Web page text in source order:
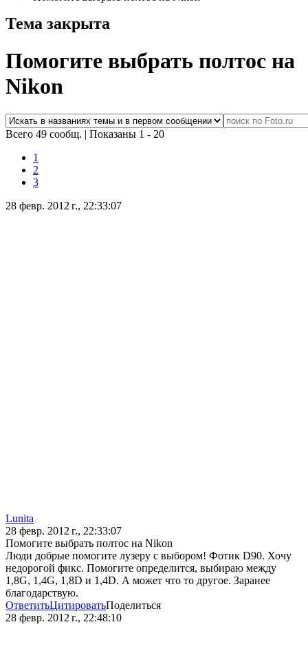
Тема закрыта
Помогите выбрать полтос на
Nikon
Всего 49 сообщ. | Показаны 1 - 20
1
2
3
28 февр. 2012 г., 22:33:07
Lunita
28 февр. 2012 г., 22:33:07
Помогите выбрать полтос на Nikon
Люди добрые помогите лузеру с выбором! Фотик D90. Хочу
недорогой фикс. Помогите определится, выбираю между
1,8G, 1,4G, 1,8D и 1,4D. А может что то другое. Заранее
благодарствую.
ОтветитьЦитироватьПоделиться
28 февр. 2012 г., 22:48:10